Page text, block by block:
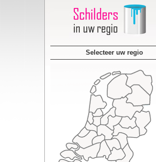
Selecteer uw regio